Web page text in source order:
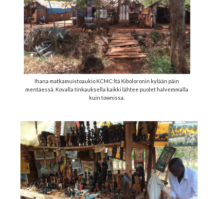
Ihana matkamuistoaukio KCMC:ltä Kiboloronin kylään päin
mentäessä. Kovalla tinkauksella kaikki lähtee puolet halvemmalla
kuin townissa.